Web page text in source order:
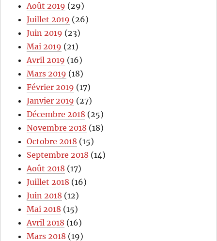
Août 2019 (29)
Juillet 2019 (26)
Juin 2019 (23)
Mai 2019 (21)
Avril 2019 (16)
Mars 2019 (18)
Février 2019 (17)
Janvier 2019 (27)
Décembre 2018 (25)
Novembre 2018 (18)
Octobre 2018 (15)
Septembre 2018 (14)
Août 2018 (17)
Juillet 2018 (16)
Juin 2018 (12)
Mai 2018 (15)
Avril 2018 (16)
Mars 2018 (19)